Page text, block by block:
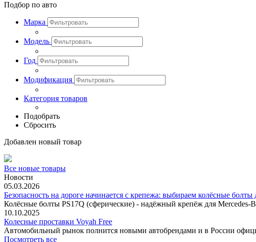
Подбор по авто
Марка
Модель
Год
Модификация
Категория товаров
Подобрать
Сбросить
Добавлен новый товар
Все новые товары
Новости
05.03.2026
Безопасность на дороге начинается с крепежа: выбираем колёсные болты
Колёсные болты PS17Q (сферические) - надёжный крепёж для
10.10.2025
Колесные проставки Voyah Free
Автомобильный рынок полнится новыми автобрендами и в
Посмотреть все